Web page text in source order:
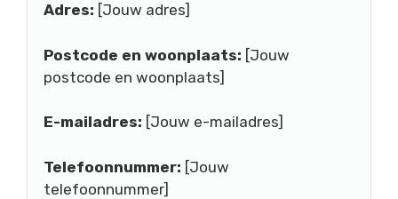
Adres: [Jouw adres]
Postcode en woonplaats: [Jouw
postcode en woonplaats]
E-mailadres: [Jouw e-mailadres]
Telefoonnummer: [Jouw
telefoonnummer]